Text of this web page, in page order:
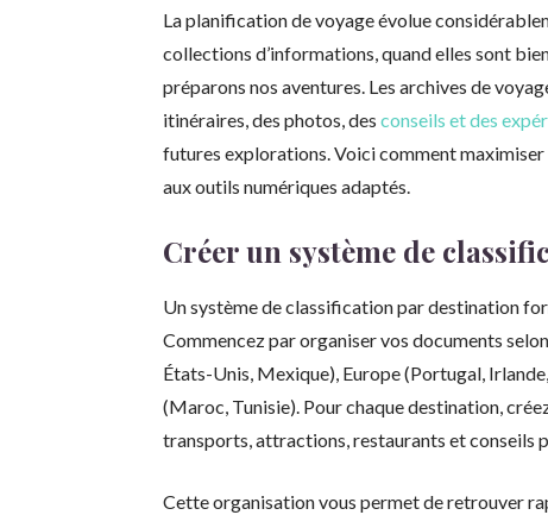
La planification de voyage évolue
collections d’informations, quand elles sont
préparons nos aventures. Les archives de
itinéraires, des photos, desconseils et des
futures explorations. Voici comment
aux outils numériques adaptés.
Créer un système de
Un système de classification par destination
Commencez par organiser vos documents
États-Unis, Mexique), Europe (Portugal,
(Maroc, Tunisie). Pour chaque destination,
transports, attractions, restaurants et conseils
Cette organisation vous permet de retrouver